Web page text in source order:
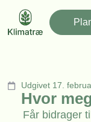
Udgivet 17.
Hvor
Får bidrager